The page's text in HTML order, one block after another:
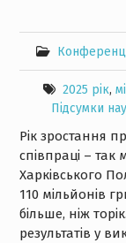
2025 рік,
Підсумки
Рік зростання
співпраці – так
Харківського
110 мільйонів
більше, ніж
результатів у